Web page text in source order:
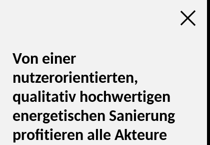
Chancen der
Quantifizierung
Serielles
Sanieren
Zusatznutzen sind
Wirtschaftlichkeit
und Nachhaltigkeit
Neue
berechnung
Von einer
nutzerorientierten,
qualitativ hochwertigen
energetischen Sanierung
profitieren alle Akteure